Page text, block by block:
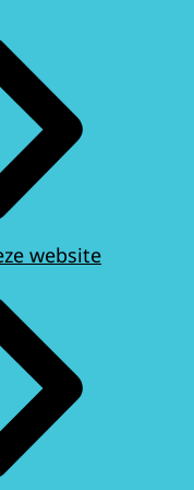
website